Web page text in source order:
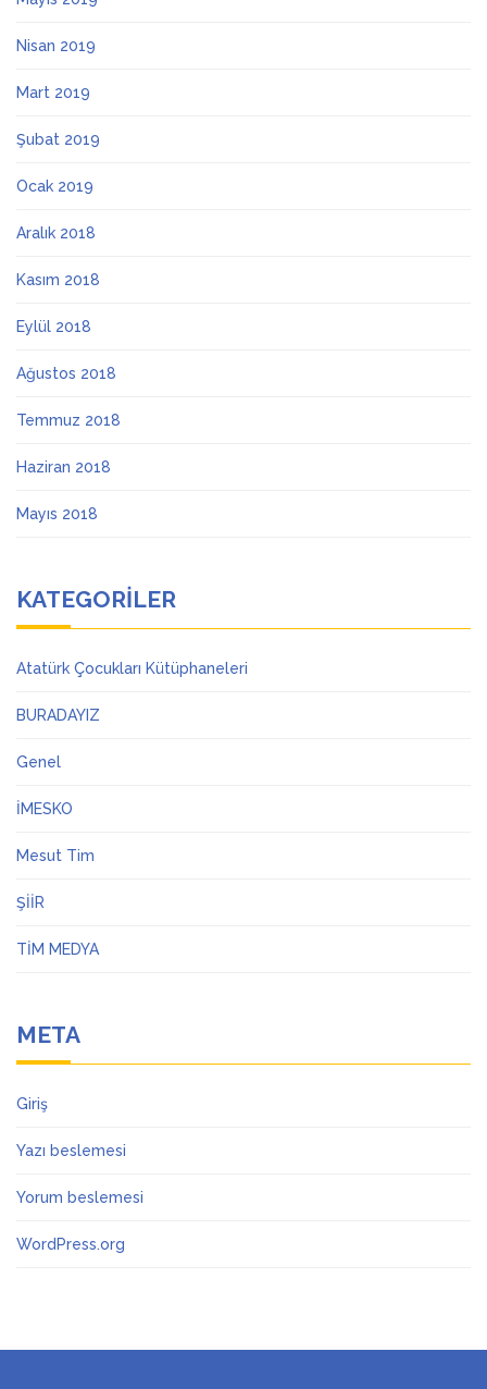
Nisan 2019
Mart 2019
Şubat 2019
Ocak 2019
Aralık 2018
Kasım 2018
Eylül 2018
Ağustos 2018
Temmuz 2018
Haziran 2018
Mayıs 2018
KATEGORILER
Atatürk Çocukları Kütüphaneleri
BURADAYIZ
Genel
İMESKO
Mesut Tim
ŞİİR
TİM MEDYA
META
Giriş
Yazı beslemesi
Yorum beslemesi
WordPress.org